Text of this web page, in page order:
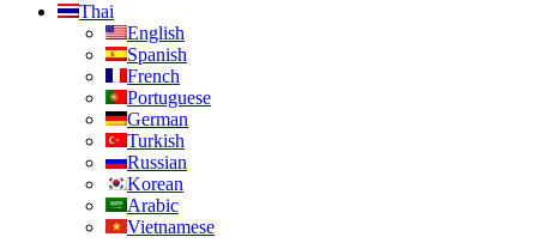
Thai
English
Spanish
French
Portuguese
German
Turkish
Russian
Korean
Arabic
Vietnamese